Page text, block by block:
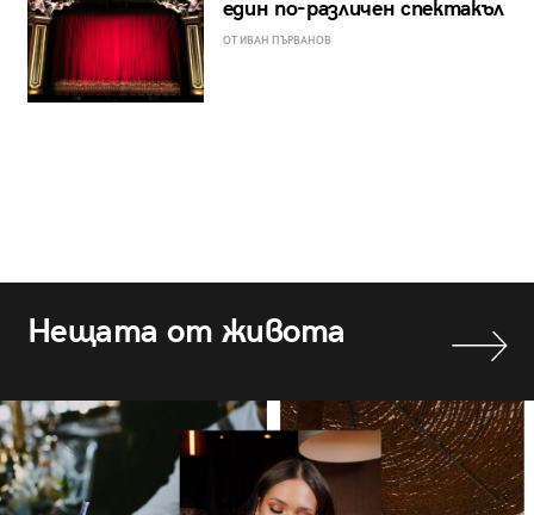
един по-различен спектакъл
ОТ ИВАН ПЪРВАНОВ
Нещата от живота